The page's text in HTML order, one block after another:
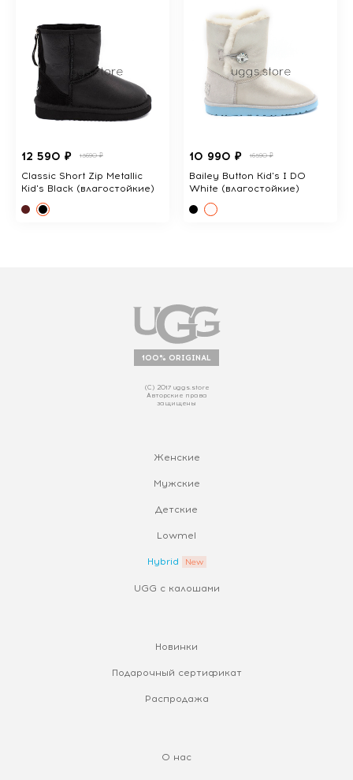
12 590 ₽ 13690 ₽
Classic Short Zip Metallic
Kid's Black (влагостойкие)
10 990 ₽ 16590 ₽
Bailey Button Kid's I DO
White (влагостойкие)
100% ORIGINAL
(С) 2017 uggs.store
Авторские права
защищены
Женские
Мужские
Детские
Lowmel
Hybrid
UGG с калошами
Новинки
Подарочный сертификат
Распродажа
О нас